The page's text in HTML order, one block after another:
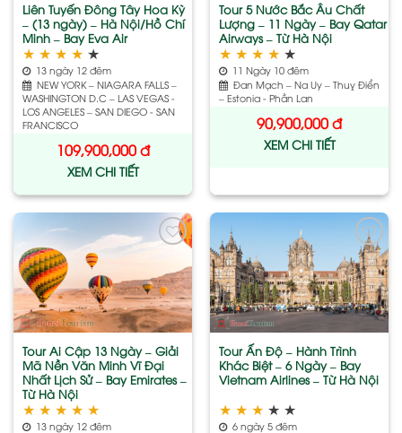
Liên Tuyến Đông Tây Hoa Kỳ
– (13 ngày) – Hà Nội/Hồ Chí
Minh – Bay Eva Air
★ ★ ★ ★ ★
13 ngày 12 đêm
NEW YORK – NIAGARA FALLS –
WASHINGTON D.C – LAS VEGAS -
LOS ANGELES – SAN DIEGO - SAN
FRANCISCO
109,900,000đ
XEM CHI TIẾT
Tour 5 Nước Bắc Âu Chất
Lượng – 11 Ngày – Bay Qatar
Airways – Từ Hà Nội
★ ★ ★ ★ ★
11 Ngày 10 đêm
Đan Mạch – Na Uy – Thuỵ Điển
– Estonia - Phần Lan
90,900,000đ
XEM CHI TIẾT
to
wishlist
Tour Ai Cập 13 Ngày – Giải
Mã Nền Văn Minh Vĩ Đại
Nhất Lịch Sử – Bay Emirates –
Từ Hà Nội
★ ★ ★ ★ ★
13 ngày 12 đêm
Add
to
wishlist
Tour Ấn Độ – Hành Trình
Khác Biệt – 6 Ngày – Bay
Vietnam Airlines – Từ Hà Nội
★ ★ ★ ★ ★
6 ngày 5 đêm